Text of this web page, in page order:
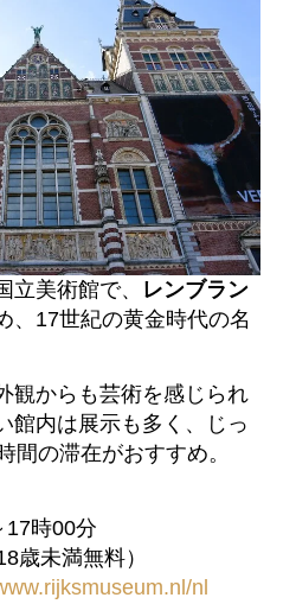
立美術館で、 レンブラン
、17世紀の黄金時代の名
観からも芸術を感じられ
館内は展示も多く、じっ
間の滞在がおすすめ。
17時00分
歳未満無料）
nl